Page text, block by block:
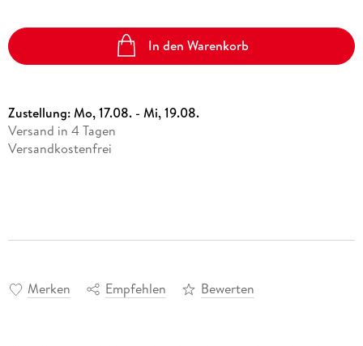
In den Warenkorb
Zustellung:Mo, 17.08. - Mi, 19.08.
Versand in 4 Tagen
Versandkostenfrei
Merken Empfehlen Bewerten